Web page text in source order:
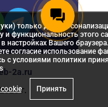
2a.ru
г.
только для
функциональность этого
настройках Вашего браузера.
согласие использование
с условиями политики
Принять